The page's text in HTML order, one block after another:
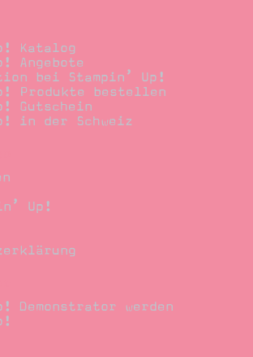
Katalog
Angebote
bei Stampin’ Up!
Produkte bestellen
Gutschein
in der Schweiz
Up!
Demonstrator werden